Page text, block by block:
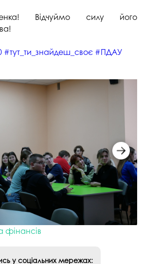
Відчуймо силу його
#тут_ти_знайдеш_своє #ПДАУ
фінансів
у соціальних мережах: